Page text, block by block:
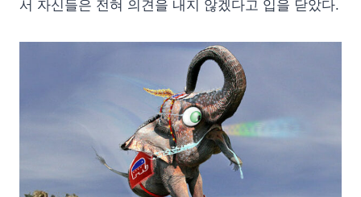
서 자신들은 전혀 의견을 내지 않겠다고 입을 닫았다.